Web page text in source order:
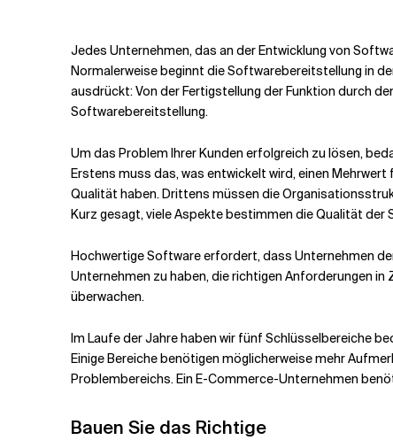
Jedes Unternehmen, das an der Entwicklung von
Normalerweise beginnt die Softwarebereitstellung in
ausdrückt:Von der Fertigstellung der Funktion durch
Softwarebereitstellung.
Um das Problem Ihrer Kunden erfolgreich zu lösen,
Erstens muss das, was entwickelt wird, einen
Qualität haben. Drittens müssen die
Kurz gesagt, viele Aspekte bestimmen die Qualität der
Hochwertige Software erfordert, dass Unternehmen
Unternehmen zu haben, die richtigen Anforderungen
überwachen.
Im Laufe der Jahre haben wir fünf Schlüsselbereiche
Einige Bereiche benötigen möglicherweise mehr
Problembereichs. Ein E-Commerce-Unternehmen
Bauen Sie das Richtige